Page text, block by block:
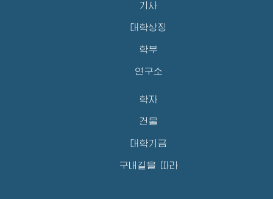
기사
대학상징
학부
연구소
학자
건물
대학기금
구내길을 따라